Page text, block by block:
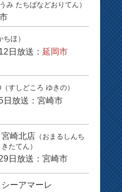
み たちばなどおりてん）
ちほ）
日放送： 延岡市
（すしどころ ゆきの）
日放送：宮崎市
崎北店 （おまるしんち
たてん）
日放送：宮崎市
ーアマーレ